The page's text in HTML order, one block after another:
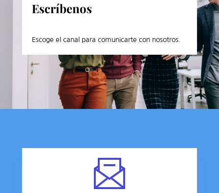
Escríbenos
Escoge el canal para comunicarte con nosotros.